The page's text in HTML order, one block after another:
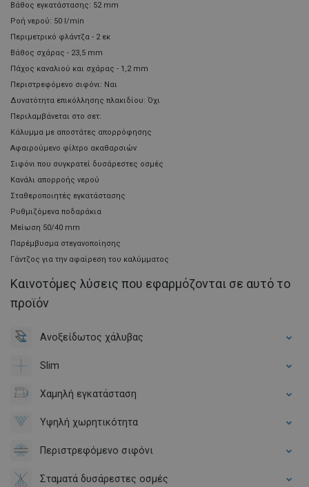
Βάθος εγκατάστασης: 52 mm
Ροή νερού: 50 l/min
Περιμετρικό φλάντζα - 2 εκ
Βάθος σχάρας - 23,5 mm
Πάχος καναλιού και σχάρας - 1,2 mm
Περιστρεφόμενο σιφόνι: Ναι
Δυνατότητα επικόλλησης πλακιδίου: Όχι
Περιλαμβάνεται στο σετ:
Κάλυμμα με αποστάτες απορρόφησης
Αφαιρούμενο φίλτρο ακαθαρσιών
Σιφόνι που συγκρατεί δυσάρεστες οσμές
Κανάλι απορροής νερού
Σταθεροποιητές εγκατάστασης
Ρυθμιζόμενα ποδαράκια
Μείωση 50/40 mm
Παρέμβυσμα στεγανοποίησης
Γάντζος για την αφαίρεση του καλύμματος
Καινοτόμες λύσεις που εφαρμόζονται σε αυτό το
προϊόν
Ανοξείδωτος χάλυβας
Slim
Χαμηλή εγκατάσταση
Υψηλή χωρητικότητα
Περιστρεφόμενο σιφόνι
Σταματά δυσάρεστες οσμές